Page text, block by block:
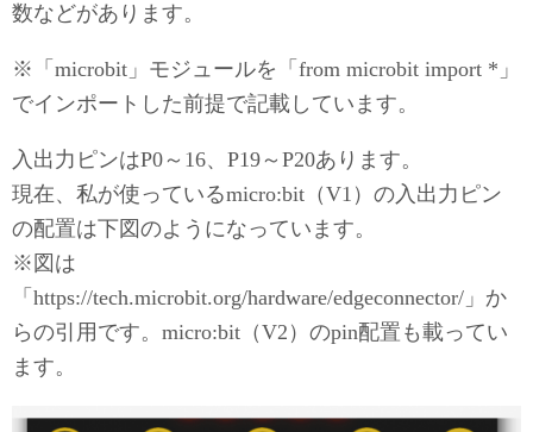
数などがあります。
※「microbit」モジュールを「from microbit import *」
でインポートした前提で記載しています。
入出力ピンはP0～16、P19～P20あります。
現在、私が使っているmicro:bit（V1）の入出力ピン
の配置は下図のようになっています。
※図は
「https://tech.microbit.org/hardware/edgeconnector/」か
らの引用です。micro:bit（V2）のpin配置も載ってい
ます。